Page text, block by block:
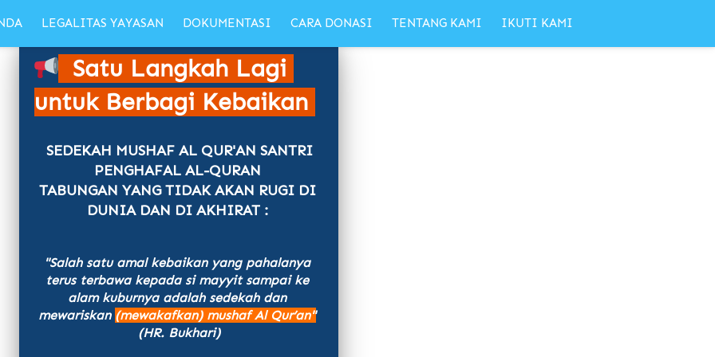
LEGALITAS YAYASAN DOKUMENTASI CARA DONASI TENTANG KAMI IKUTI KAMI
Satu Langkah Lagi
untuk Berbagi Kebaikan
SEDEKAH MUSHAF AL QUR'AN SANTRI
PENGHAFAL AL-QURAN
TABUNGAN YANG TIDAK AKAN RUGI DI
DUNIA DAN DI AKHIRAT :
"Salah satu amal kebaikan yang pahalanya
terus terbawa kepada si mayyit sampai ke
alam kuburnya adalah sedekah dan
mewariskan (mewakafkan) mushaf Al Qur’an"
(HR. Bukhari)